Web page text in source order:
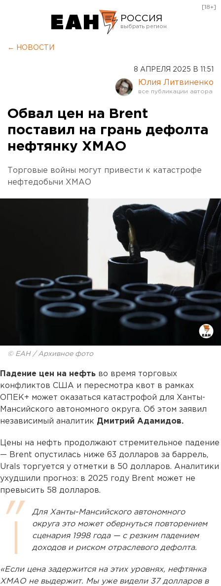
РОССИЯ
Курган
Оренбург
[18+]
← НОВОСТИ
8 АПРЕЛЯ 2025 В 11:51
Юлия Литвиненко
Обвал цен на Brent
поставил на грань дефолта
нефтянку ХМАО
Торговые войны могут привести к катастрофе
нефтедобычи ХМАО
© ЕАН / Архивное фото
Падение цен на нефть во время торговых
конфликтов США и пересмотра квот в рамках
ОПЕК+ может оказаться катастрофой для Ханты-
Мансийского автономного округа. Об этом заявил
независимый аналитик Дмитрий Адамидов.
Цены на нефть продолжают стремительное падение
— Brent опустилась ниже 63 долларов за баррель,
Urals торгуется у отметки в 50 долларов. Аналитики
ухудшили прогноз: в 2025 году Brent может не
превысить 58 долларов.
Для Ханты-Мансийского автономного
округа это может обернуться повторением
сценария 1998 года — с резким падением
доходов и риском отраслевого дефолта.
«Если цена задержится на этих уровнях, нефтянка
ХМАО не выдержит. Мы уже видели 37 долларов в